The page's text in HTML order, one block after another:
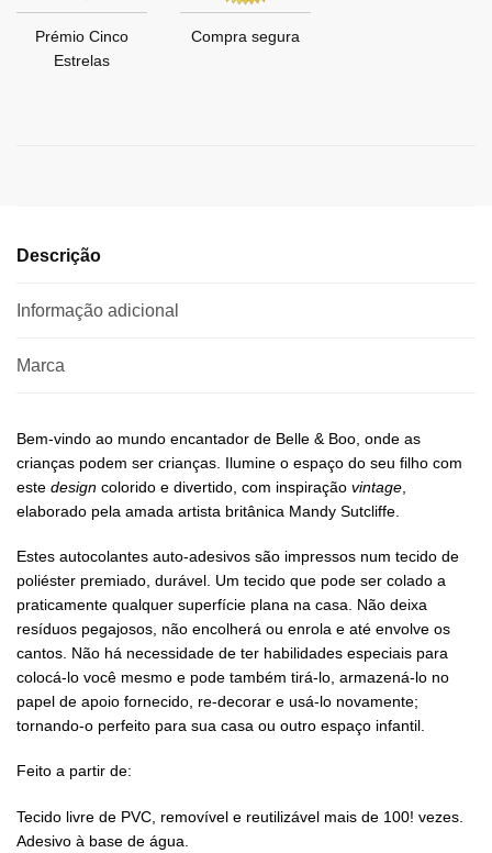
Prémio Cinco
Estrelas
Compra segura
Descrição
Informação adicional
Marca
Bem-vindo ao mundo encantador de Belle & Boo, onde as
crianças podem ser crianças. Ilumine o espaço do seu filho com
este design colorido e divertido, com inspiração vintage
elaborado pela amada artista britânica Mandy Sutcliffe.
Estes autocolantes auto-adesivos são impressos num tecido de
poliéster premiado, durável. Um tecido que pode ser colado a
praticamente qualquer superfície plana na casa. Não deixa
resíduos pegajosos, não encolherá ou enrola e até envolve os
cantos. Não há necessidade de ter habilidades especiais para
colocá-lo você mesmo e pode também tirá-lo, armazená-lo no
papel de apoio fornecido, re-decorar e usá-lo novamente;
tornando-o perfeito para sua casa ou outro espaço infantil.
Feito a partir de:
Tecido livre de PVC, removível e reutilizável mais de 100! vezes.
Adesivo à base de água.